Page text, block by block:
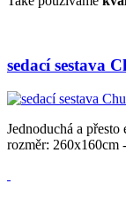
sedací sestava
Jednoduchá a
rozměr: 260x160cm